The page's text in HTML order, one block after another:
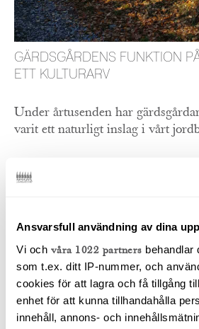
Ansvarsfull användning av dina
Vi och våra 1022 partners behandlar
som t.ex. ditt IP-nummer, och
cookies för att lagra och få tillgång
enhet för att kunna tillhandahålla
innehåll, annons- och
GÄRDSGÅRDENS FUNKTION
ETT KULTURARV
Under årtusenden har
varit ett naturligt inslag i vårt
LÄS ARTIKEL